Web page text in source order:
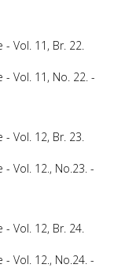
Vol. 11, Br. 22.
Vol. 11, No. 22. -
Vol. 12, Br. 23.
Vol. 12., No.23. -
Vol. 12, Br. 24.
Vol. 12., No.24. -